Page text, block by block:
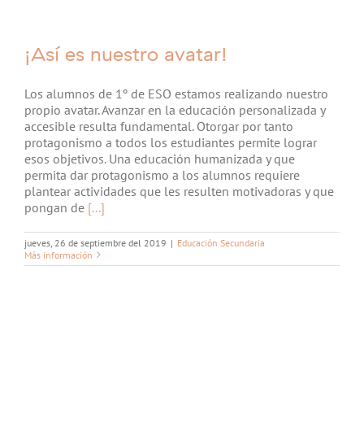
¡Así es nuestro avatar!
Los alumnos de 1º de ESO estamos realizando nuestro
propio avatar. Avanzar en la educación personalizada y
accesible resulta fundamental. Otorgar por tanto
protagonismo a todos los estudiantes permite lograr
esos objetivos. Una educación humanizada y que
permita dar protagonismo a los alumnos requiere
plantear actividades que les resulten motivadoras y que
pongan de [...]
jueves, 26 de septiembre del 2019 | Educación Secundaria
Más información